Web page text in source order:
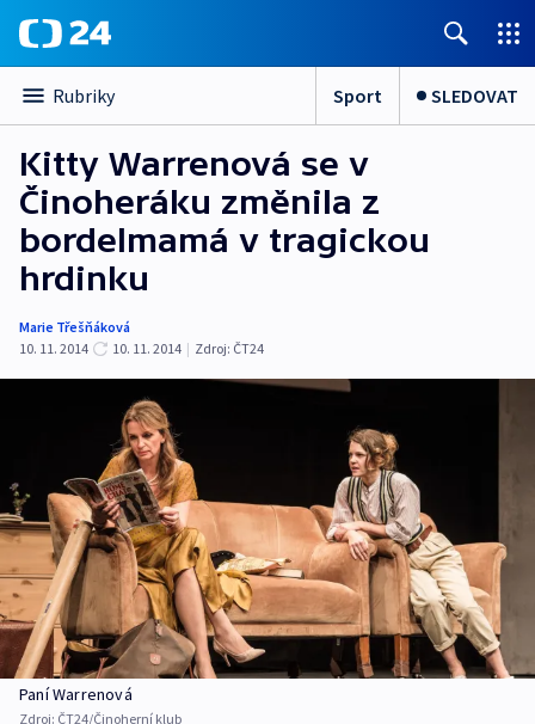
Rubriky Sport SLEDOVAT
Kitty Warrenová se v
Činoheráku změnila z
bordelmamá v tragickou
hrdinku
Marie Třešňáková
10. 11. 2014
10. 11. 2014 | Zdroj: ČT24
Paní Warrenová
Zdroj: ČT24/Činoherní klub